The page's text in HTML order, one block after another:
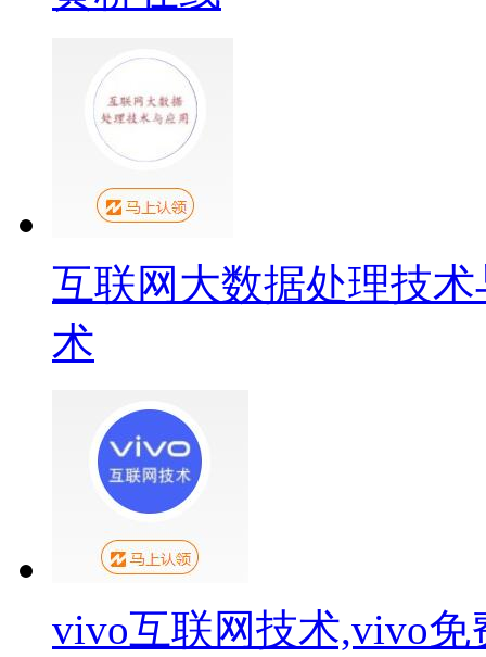
互联网大数据处理技
术
vivo互联网技术,vivo免